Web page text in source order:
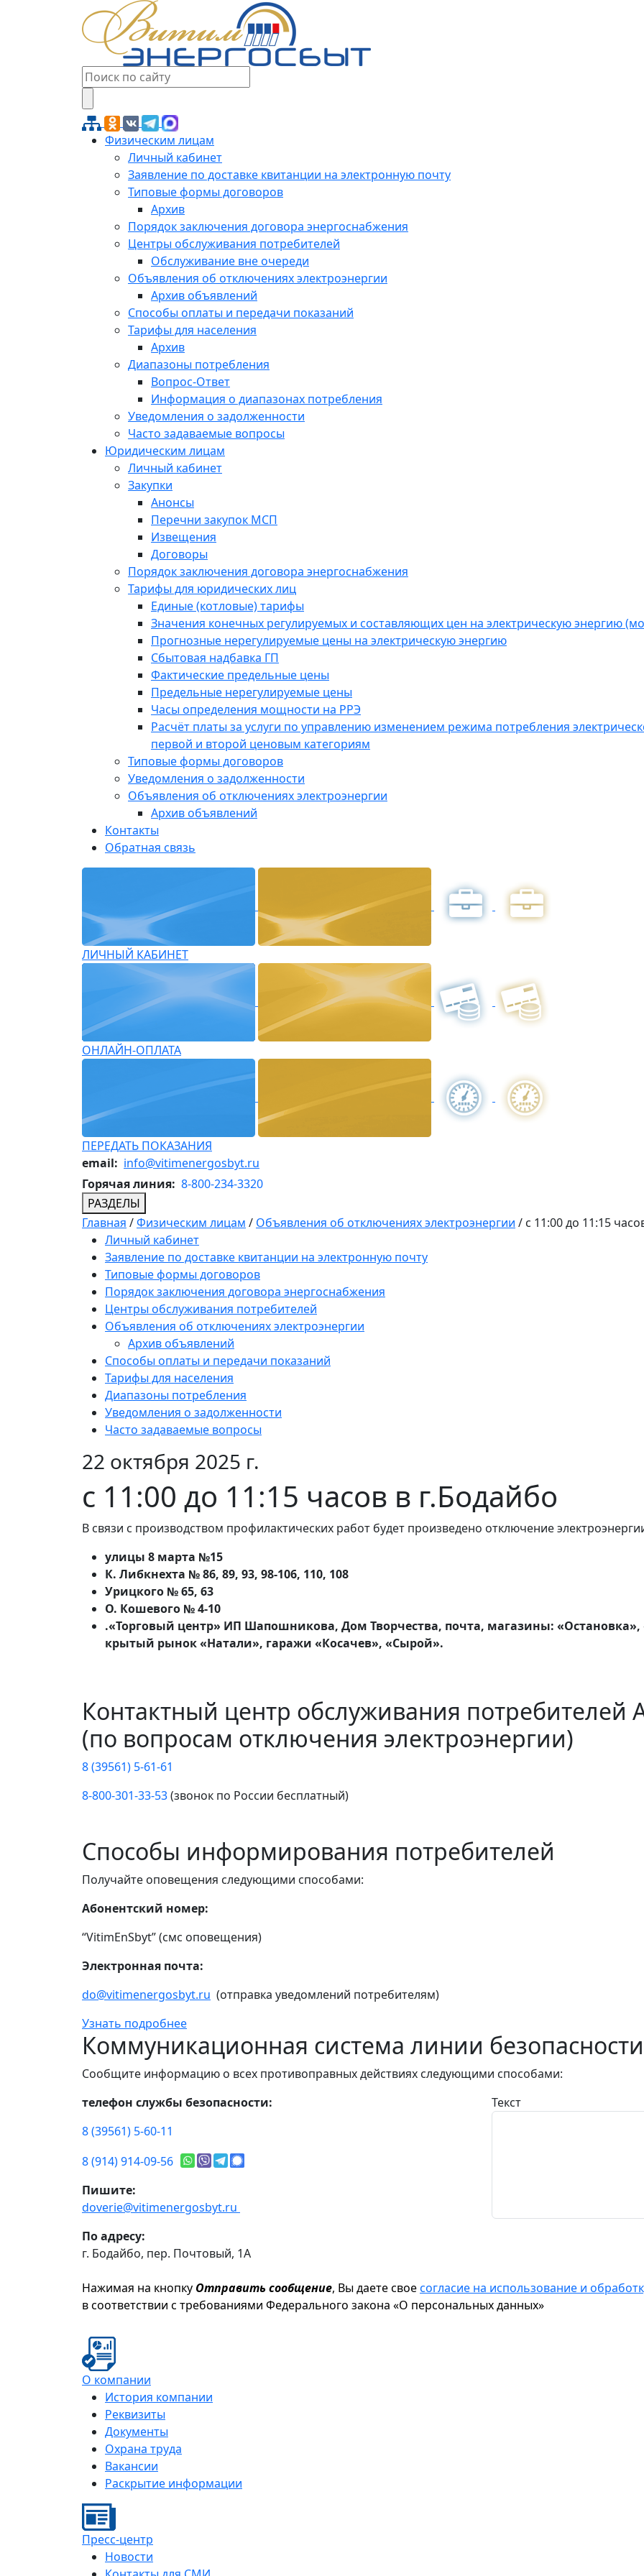
Физическим лицам
Личный кабинет
Заявление по доставке квитанции на электронную почту
Типовые формы договоров
Архив
Порядок заключения договора энергоснабжения
Центры обслуживания потребителей
Обслуживание вне очереди
Объявления об отключениях электроэнергии
Архив объявлений
Способы оплаты и передачи показаний
Тарифы для населения
Архив
Диапазоны потребления
Вопрос-Ответ
Информация о диапазонах потребления
Уведомления о задолженности
Часто задаваемые вопросы
Юридическим лицам
Личный кабинет
Закупки
Анонсы
Перечни закупок МСП
Извещения
Договоры
Порядок заключения договора энергоснабжения
Тарифы для юридических лиц
Единые (котловые) тарифы
Значения конечных регулируемых и составляющих цен на электрическую энергию
Прогнозные нерегулируемые цены на электрическую энергию
Сбытовая надбавка ГП
Фактические предельные цены
Предельные нерегулируемые цены
Часы определения мощности на РРЭ
Расчёт платы за услуги по управлению изменением режима потребления
первой и второй ценовым категориям
Типовые формы договоров
Уведомления о задолженности
Объявления об отключениях электроэнергии
Архив объявлений
Контакты
Обратная связь
ЛИЧНЫЙ КАБИНЕТ
ОНЛАЙН-ОПЛАТА
ПЕРЕДАТЬ ПОКАЗАНИЯ
email: info@vitimenergosbyt.ru
Горячая линия: 8-800-234-3320
РАЗДЕЛЫ
Главная /Физическим лицам / Объявления об отключениях электроэнергии / с 11:00 до 11:15
Личный кабинет
Заявление по доставке квитанции на электронную почту
Типовые формы договоров
Порядок заключения договора энергоснабжения
Центры обслуживания потребителей
Объявления об отключениях электроэнергии
Архив объявлений
Способы оплаты и передачи показаний
Тарифы для населения
Диапазоны потребления
Уведомления о задолженности
Часто задаваемые вопросы
22 октября 2025 г.
с 11:00 до 11:15 часов в г.Бодайбо
В связи с производством профилактических работ будет произведено отключение
улицы 8 марта №15
К. Либкнехта № 86, 89, 93, 98-106, 110, 108
Урицкого № 65, 63
О. Кошевого № 4-10
.«Торговый центр» ИП Шапошникова, Дом Творчества, почта, магазины: «Остановка»,
крытый рынок «Натали», гаражи «Косачев», «Сырой».
Контактный центр обслуживания потребителей
(по вопросам отключения электроэнергии)
8 (39561) 5-61-61
8-800-301-33-53(звонок по России бесплатный)
Способы информирования потребителей
Получайте оповещения следующими способами:
Абонентский номер:
“VitimEnSbyt” (смс оповещения)
Электронная почта:
do@vitimenergosbyt.ru (отправка уведомлений потребителям)
Узнать подробнее
Коммуникационная система линии безопасности
Сообщите информацию о всех противоправных действиях следующими способами:
телефон службы безопасности:
8 (39561) 5-60-11
8 (914) 914-09-56
Пишите:
doverie@vitimenergosbyt.ru
По адресу:
г. Бодайбо, пер. Почтовый, 1А
Текст
Нажимая на кнопку Отправить сообщение, Вы даете своесогласие на использование и
в соответствии с требованиями Федерального закона «О персональных данных»
О компании
История компании
Реквизиты
Документы
Охрана труда
Вакансии
Раскрытие информации
Пресс-центр
Новости